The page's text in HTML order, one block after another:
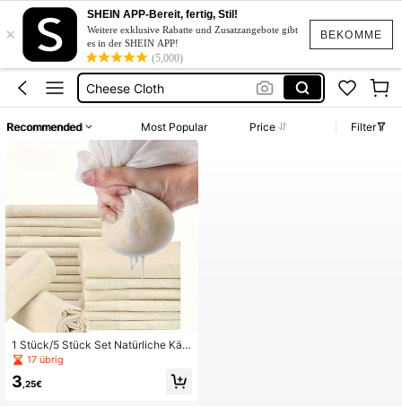
BEKOMME
×
SHEIN APP-Bereit, fertig, Stil!
Weitere exklusive Rabatte und Zusatzangebote gibt
es in der SHEIN APP!
(5,000)
Tuch Küche
Käsetuch
Passiertuch
Cheese Cloth
Tuch Küche
Käsetuch
Recommended Most Popular Price Filter
1 Stück/5 Stück Set Natürliche Käs
etücher, waschbar & wiederverwen
dbar Musselin - ideal für Kochaufga
ben, perfekt zum Herstellen von Jo
17 übrig
3 ,25€